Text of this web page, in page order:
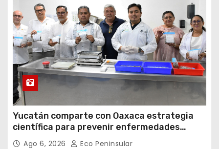
Yucatán comparte con Oaxaca estrategia
científica para prevenir enfermedades
transmitidas por vectores
Ago 6, 2026 Eco Peninsular